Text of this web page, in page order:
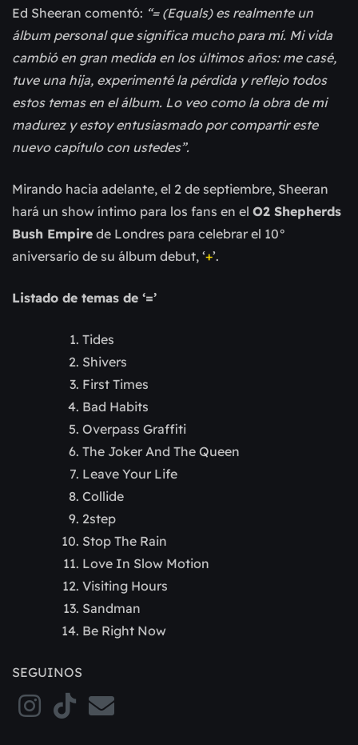
Ed Sheeran comentó: “= (Equals) es realmente un
álbum personal que significa mucho para mí. Mi vida
cambió en gran medida en los últimos años: me casé,
tuve una hija, experimenté la pérdida y reflejo todos
estos temas en el álbum. Lo veo como la obra de mi
madurez y estoy entusiasmado por compartir este
nuevo capítulo con ustedes”.
Mirando hacia adelante, el 2 de septiembre, Sheeran
hará un show íntimo para los fans en el O2 Shepherds
Bush Empire de Londres para celebrar el 10°
aniversario de su álbum debut, ‘+’.
Listado de temas de ‘=’
Tides
Shivers
First Times
Bad Habits
Overpass Graffiti
The Joker And The Queen
Leave Your Life
Collide
2step
Stop The Rain
Love In Slow Motion
Visiting Hours
Sandman
Be Right Now
SEGUINOS